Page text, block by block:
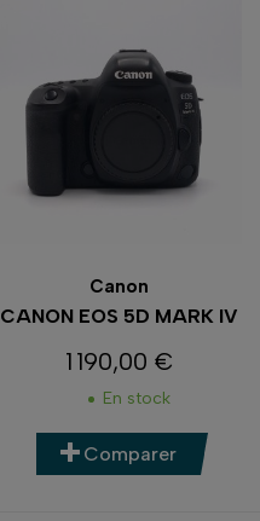
Canon
CANON EOS 5D MARK IV
Prix
1 190,00 €
En stock
Comparer